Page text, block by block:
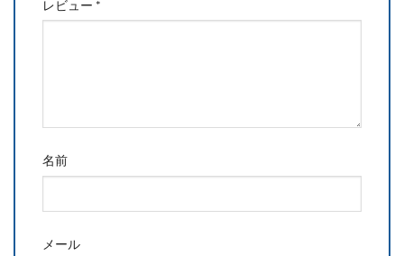
レビュー *
名前
メール